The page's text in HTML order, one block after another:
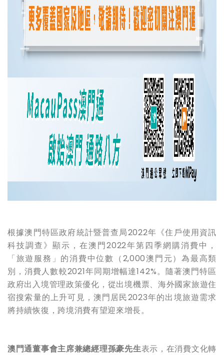
根據澳門特區政府統計暨普查局2022年《住戶使用資訊
科技調查》顯示，在澳門2022年第四季網購消費中，
「旅遊服務」的消費中位數（2,000澳門元）為最高類
別，消費人數較2021年同期增幅達142%。隨著澳門特區
政府出入境管理政策優化，從出境機票、海外國家旅遊住
宿搜索量的上升可見，澳門居民2023年的出境旅遊需求
將持續恢復，跨境消費有望迎來增長。
澳門通董事會主席兼總經理孫豪先生表示，在消費文化轉